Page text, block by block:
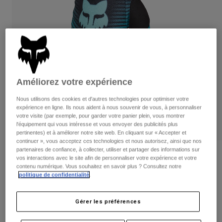
Pantalons
Shorts
Gants
Protections
Masques
Chaussettes
Accessoires
Pièces de rechange
Pantalons
Gants
Vestes
Protections
Masques
Chaussettes
Sacs et accessoires
Pièces de rechange
Femme
Sweats et Pulls
Vestes
Pantalons
Chemises
Voir tout
Enfants
Chaussettes
Voir tout
Moto
Casques
Maillots
Pantalons
Bottes
Protections
Masques
Gants 180 Collect Femme
Article n°36419
Price reduced from
19,49 €
Améliorez votre expérience
Nous utilisons des cookies et d'autres technologies pour optimiser votre
expérience en ligne. Ils nous aident à nous souvenir de vous, à personnaliser
votre visite (par exemple, pour garder votre panier plein, vous montrer
l'équipement qui vous intéresse et vous envoyer des publicités plus
pertinentes) et à améliorer notre site web. En cliquant sur « Accepter et
continuer », vous acceptez ces technologies et nous autorisez, ainsi que nos
partenaires de confiance, à collecter, utiliser et partager des informations sur
vos interactions avec le site afin de personnaliser votre expérience et votre
contenu numérique. Vous souhaitez en savoir plus ? Consultez notre
politique de confidentialité.
Gérer les préférences